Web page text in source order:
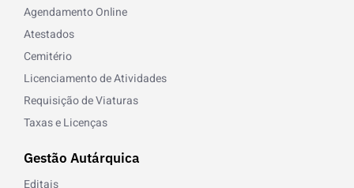
Agendamento Online
Atestados
Cemitério
Licenciamento de Atividades
Requisição de Viaturas
Taxas e Licenças
Gestão Autárquica
Editais